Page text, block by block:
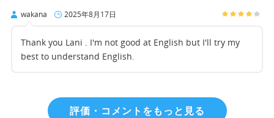
wakana 2025年8月17日
Thank you Lani . I'm not good at English but I'll try my
best to understand English.
評価・コメントをもっと見る